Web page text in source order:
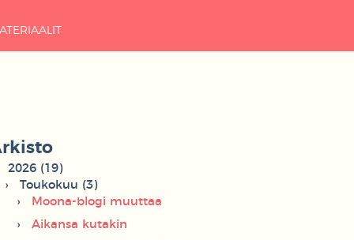
2026 (19)
Toukokuu (3)
Moona-blogi muuttaa
Aikansa kutakin